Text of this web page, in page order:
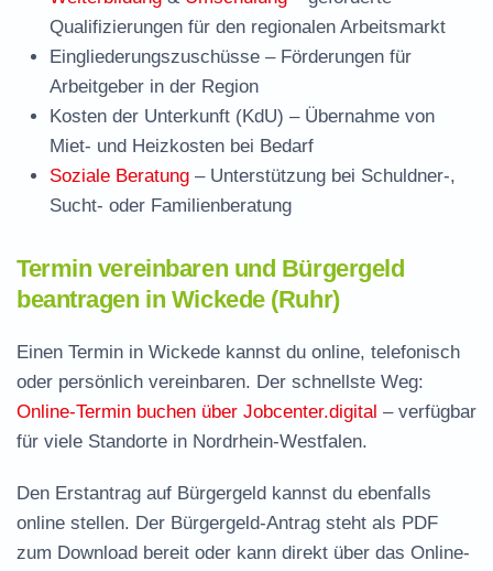
Qualifizierungen für den regionalen Arbeitsmarkt
Eingliederungszuschüsse – Förderungen für
Arbeitgeber in der Region
Kosten der Unterkunft (KdU) – Übernahme von
Miet- und Heizkosten bei Bedarf
Soziale Beratung – Unterstützung bei Schuldner-,
Sucht- oder Familienberatung
Termin vereinbaren und Bürgergeld
beantragen in Wickede (Ruhr)
Einen Termin in Wickede kannst du online, telefonisch
oder persönlich vereinbaren. Der schnellste Weg:
Online-Termin buchen über Jobcenter.digital – verfügbar
für viele Standorte in Nordrhein-Westfalen.
Den Erstantrag auf Bürgergeld kannst du ebenfalls
online stellen. Der Bürgergeld-Antrag steht als PDF
zum Download bereit oder kann direkt über das Online-